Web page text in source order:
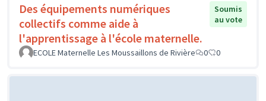
Des équipements numériques
collectifs comme aide à
l'apprentissage à l'école maternelle.
Soumis
au vote
ECOLE Maternelle Les Moussaillons de Rivière 0 0